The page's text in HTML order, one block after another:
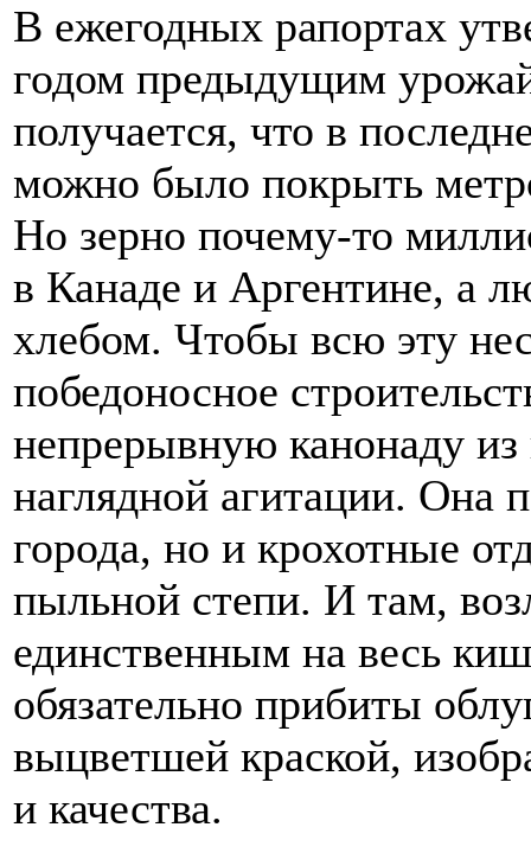
В ежегодных рапортах
годом предыдущим
получается, что в
можно было покрыть
Но зерно почему-то
в Канаде и Аргентине, а
хлебом. Чтобы всю эту
победоносное
непрерывную канонаду из
наглядной агитации. Она
города, но и крохотные
пыльной степи. И там,
единственным на весь
обязательно прибиты
выцветшей краской,
и качества.